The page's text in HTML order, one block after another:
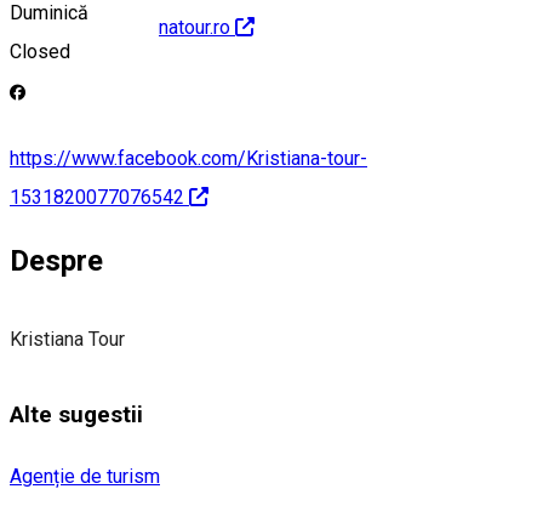
Duminică
Closed
http://www.kristianatour.ro
https://www.facebook.com/Kristiana-tour-
1531820077076542
Despre
Kristiana Tour
Alte sugestii
Agenție de turism